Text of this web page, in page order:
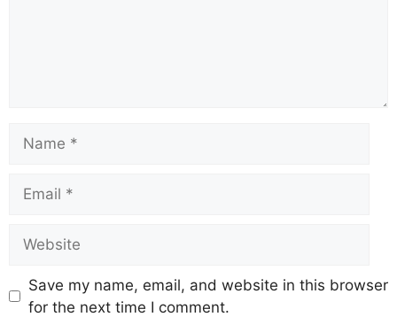
Save my name, email, and website in this browser
for the next time I comment.